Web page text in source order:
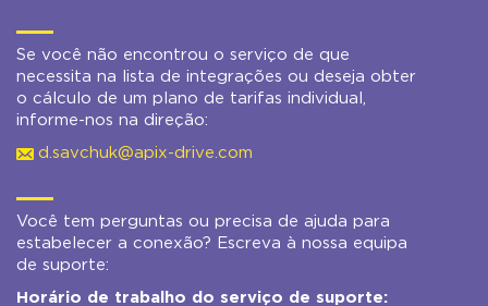
Se você não encontrou o serviço de que
necessita na lista de integrações ou deseja obter
o cálculo de um plano de tarifas individual,
informe-nos na direção:
d.savchuk@apix-drive.com
Você tem perguntas ou precisa de ajuda para
estabelecer a conexão? Escreva à nossa equipa
de suporte:
Horário de trabalho do serviço de suporte: